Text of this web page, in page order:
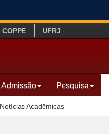
COPPE UFRJ
Admissão Pesquisa
Notícias Acadêmicas